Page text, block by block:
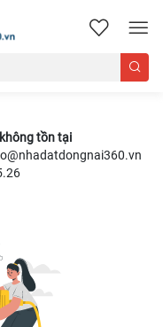
nhadatdongnai360.vn
tồn tại